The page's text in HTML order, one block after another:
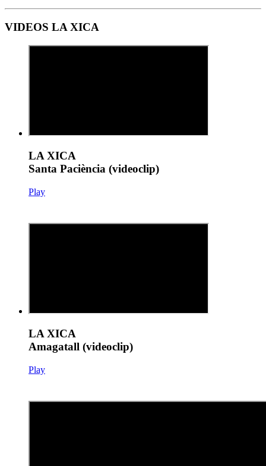
VIDEOS LA XICA
LA XICA
Santa Paciència (videoclip)
Play
LA XICA
Amagatall (videoclip)
Play